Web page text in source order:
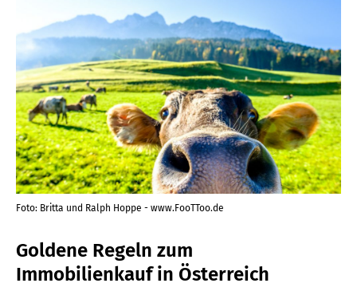
Foto: Britta und Ralph Hoppe - www.FooTToo.de
Goldene Regeln zum
Immobilienkauf in Österreich